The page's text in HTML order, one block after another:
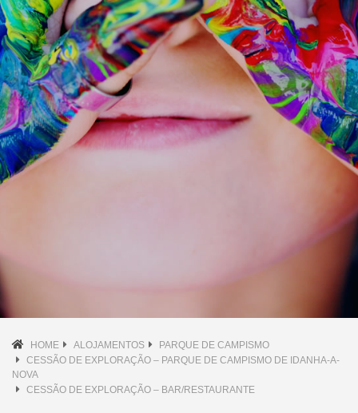
HOME ALOJAMENTOS
PARQUE DE CAMPISMO
CESSÃO DE EXPLORAÇÃO – PARQUE DE CAMPISMO DE IDANHA-A-
NOVA
CESSÃO DE EXPLORAÇÃO – BAR/RESTAURANTE